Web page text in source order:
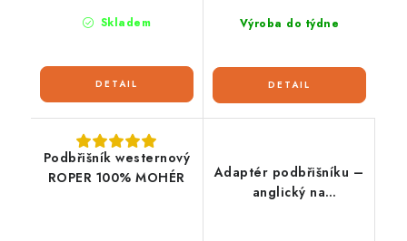
Skladem Výroba do týdne
Podbřišník westernový
ROPER 100% MOHÉR
Adaptér podbřišníku –
anglický na